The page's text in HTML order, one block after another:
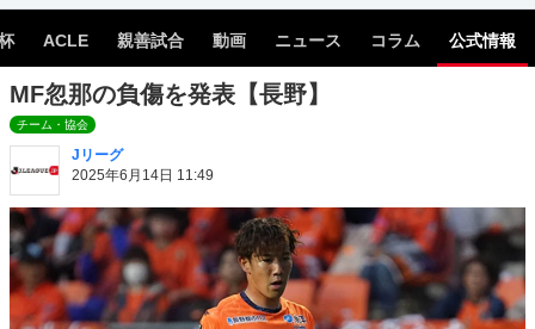
ACLE 親善試合 動画 ニュース コラム 公式情報
MF忽那の負傷を発表【長野】
チーム・協会
Jリーグ
2025年6月14日 11:49